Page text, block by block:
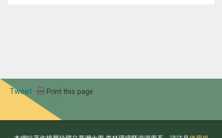
Tweet Print this page